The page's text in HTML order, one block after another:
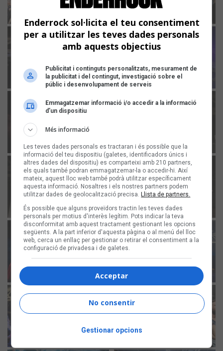
Enderrock sol·licita el teu consentiment
per a utilitzar les teves dades personals
amb aquests objectius
Publicitat i continguts personalitzats, mesurament de
la publicitat i del contingut, investigació sobre el
públic i desenvolupament de serveis
Emmagatzemar informació i/o accedir a la informació
d’un dispositiu
Més informació
Les teves dades personals es tractaran i és possible que la
informació del teu dispositiu (galetes, identificadors únics i
altres dades del dispositiu) es comparteixi amb 210 partners,
els quals també podran emmagatzemar-la o accedir-hi. Així
mateix, aquest lloc web també podrà utilitzar específicament
aquesta informació. Nosaltres i els nostres partners podem
utilitzar dades de geolocalització precisa. Llista de partners.
És possible que alguns proveïdors tractin les teves dades
personals per motius d'interès legítim. Pots indicar la teva
disconformitat amb aquest tractament gestionant les opcions
següents. A la part inferior d'aquesta pàgina o al menú del lloc
web, cerca un enllaç per gestionar o retirar el consentiment a la
configuració de privadesa i de galetes.
Acceptar
No consentir
Gestionar opcions